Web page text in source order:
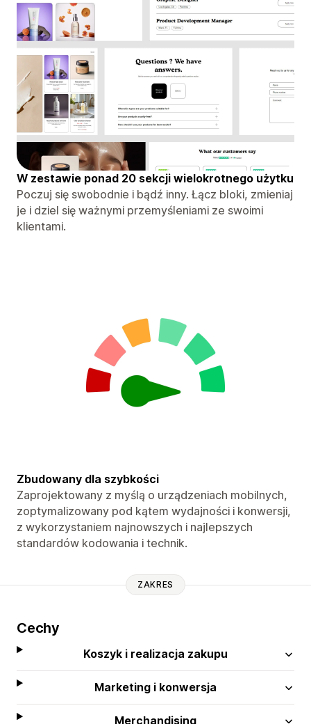
W zestawie ponad 20 sekcji wielokrotnego użytku
Poczuj się swobodnie i bądź inny. Łącz bloki, zmieniaj
je i dziel się ważnymi przemyśleniami ze swoimi
klientami.
Zbudowany dla szybkości
Zaprojektowany z myślą o urządzeniach mobilnych,
zoptymalizowany pod kątem wydajności i konwersji,
z wykorzystaniem najnowszych i najlepszych
standardów kodowania i technik.
ZAKRES
Cechy
Koszyk i realizacja zakupu
Marketing i konwersja
Merchandising